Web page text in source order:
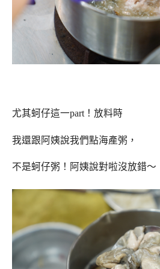
尤其蚵仔這一part！放料時
我還跟阿姨說我們點海產粥，
不是蚵仔粥！阿姨說對啦沒放錯～